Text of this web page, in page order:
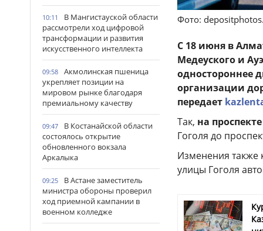
10:11
В Мангистауской области
рассмотрели ход цифровой
трансформации и развития
искусственного интеллекта
09:58
Акмолинская пшеница
укрепляет позиции на
мировом рынке благодаря
премиальному качеству
09:47
В Костанайской области
состоялось открытие
обновленного вокзала
Аркалыка
09:25
В Астане заместитель
министра обороны проверил
ход приемной кампании в
военном колледже
Фото:
С 18 июня в
Медеуского и
одностороннее
организации
передает
Так, на
Гоголя до
Изменения также
улицы Гоголя